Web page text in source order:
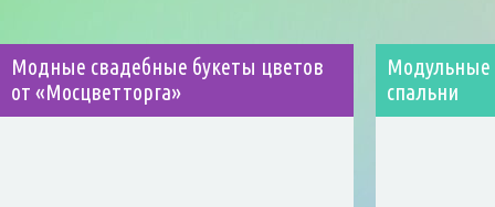
Модные свадебные букеты цветов
от «Мосцветторга»
Модульные
спальни